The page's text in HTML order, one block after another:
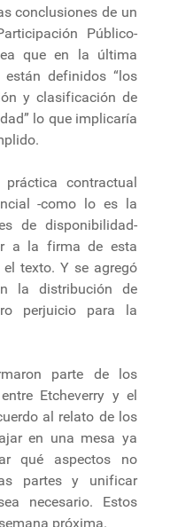
conclusiones de un
Público-
que en la última
definidos “los
y clasificación de
lo que implicaría
contractual
-como lo es la
de disponibilidad-
a la firma de esta
texto. Y se agregó
la distribución de
perjuicio para la
parte de los
Etcheverry y el
al relato de los
en una mesa ya
qué aspectos no
partes y unificar
necesario. Estos
próxima.